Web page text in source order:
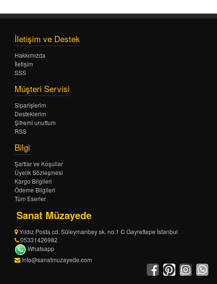
İletişim ve Destek
Hakkımızda
İletişim
SSS
Müşteri Servisi
Siparişlerim
Desteklerim
Şifremi unuttum
RSS
Bilgi
Şartlar ve Koşullar
Üyelik Sözleşmesi
Kargo Bilgileri
Ödeme Bilgileri
Tüm Eserler
Sanat Müzayede
Yıldız Posta cd. Süleymanbey sk. no:1 C Gayrettepe İstanbul
05331426982
Whatsapp
info@sanatmuzayede.com